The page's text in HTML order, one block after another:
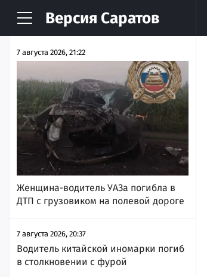
Версия Саратов
НОВОСТИ АРХИВ
7 августа 2026, 21:22
Женщина-водитель УАЗа погибла в
ДТП с грузовиком на полевой дороге
7 августа 2026, 20:37
Водитель китайской иномарки погиб
в столкновении с фурой